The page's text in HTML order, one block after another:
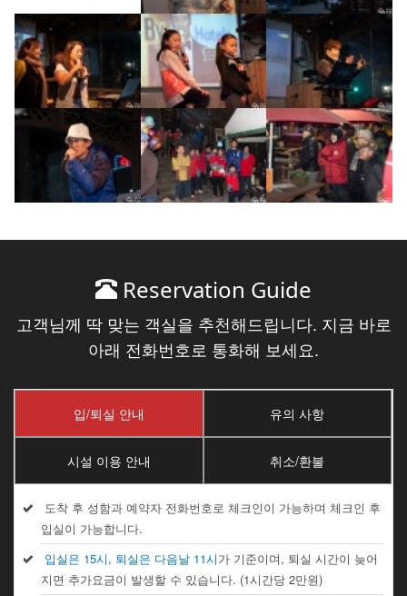
Reservation Guide
고객님께 딱 맞는 객실을 추천해드립니다. 지금 바로
아래 전화번호로 통화해 보세요.
입/퇴실 안내 유의 사항
시설 이용 안내 취소/환불
도착 후 성함과 예약자 전화번호로 체크인이 가능하며 체크인 후
입실이 가능합니다.
입실은 15시, 퇴실은 다음날 11시가 기준이며, 퇴실 시간이 늦어
지면 추가요금이 발생할 수 있습니다. (1시간당 2만원)